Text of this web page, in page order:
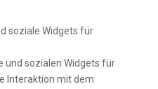
soziale Widgets für
und sozialen Widgets für
Interaktion mit dem